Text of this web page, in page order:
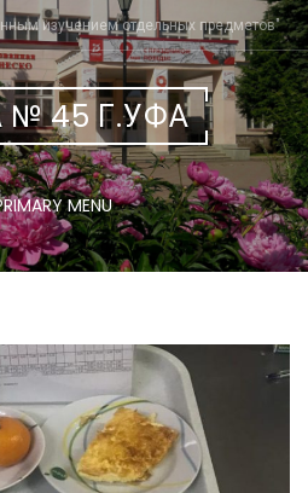
изучением отдельных предметов"
45 Г.УФА
MENU